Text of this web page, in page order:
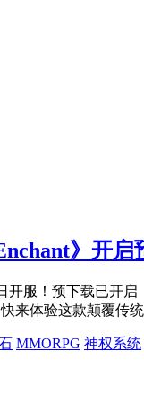
》开启
开服！预下载已开
来体验这款颠覆传
MMORPG 神权系统